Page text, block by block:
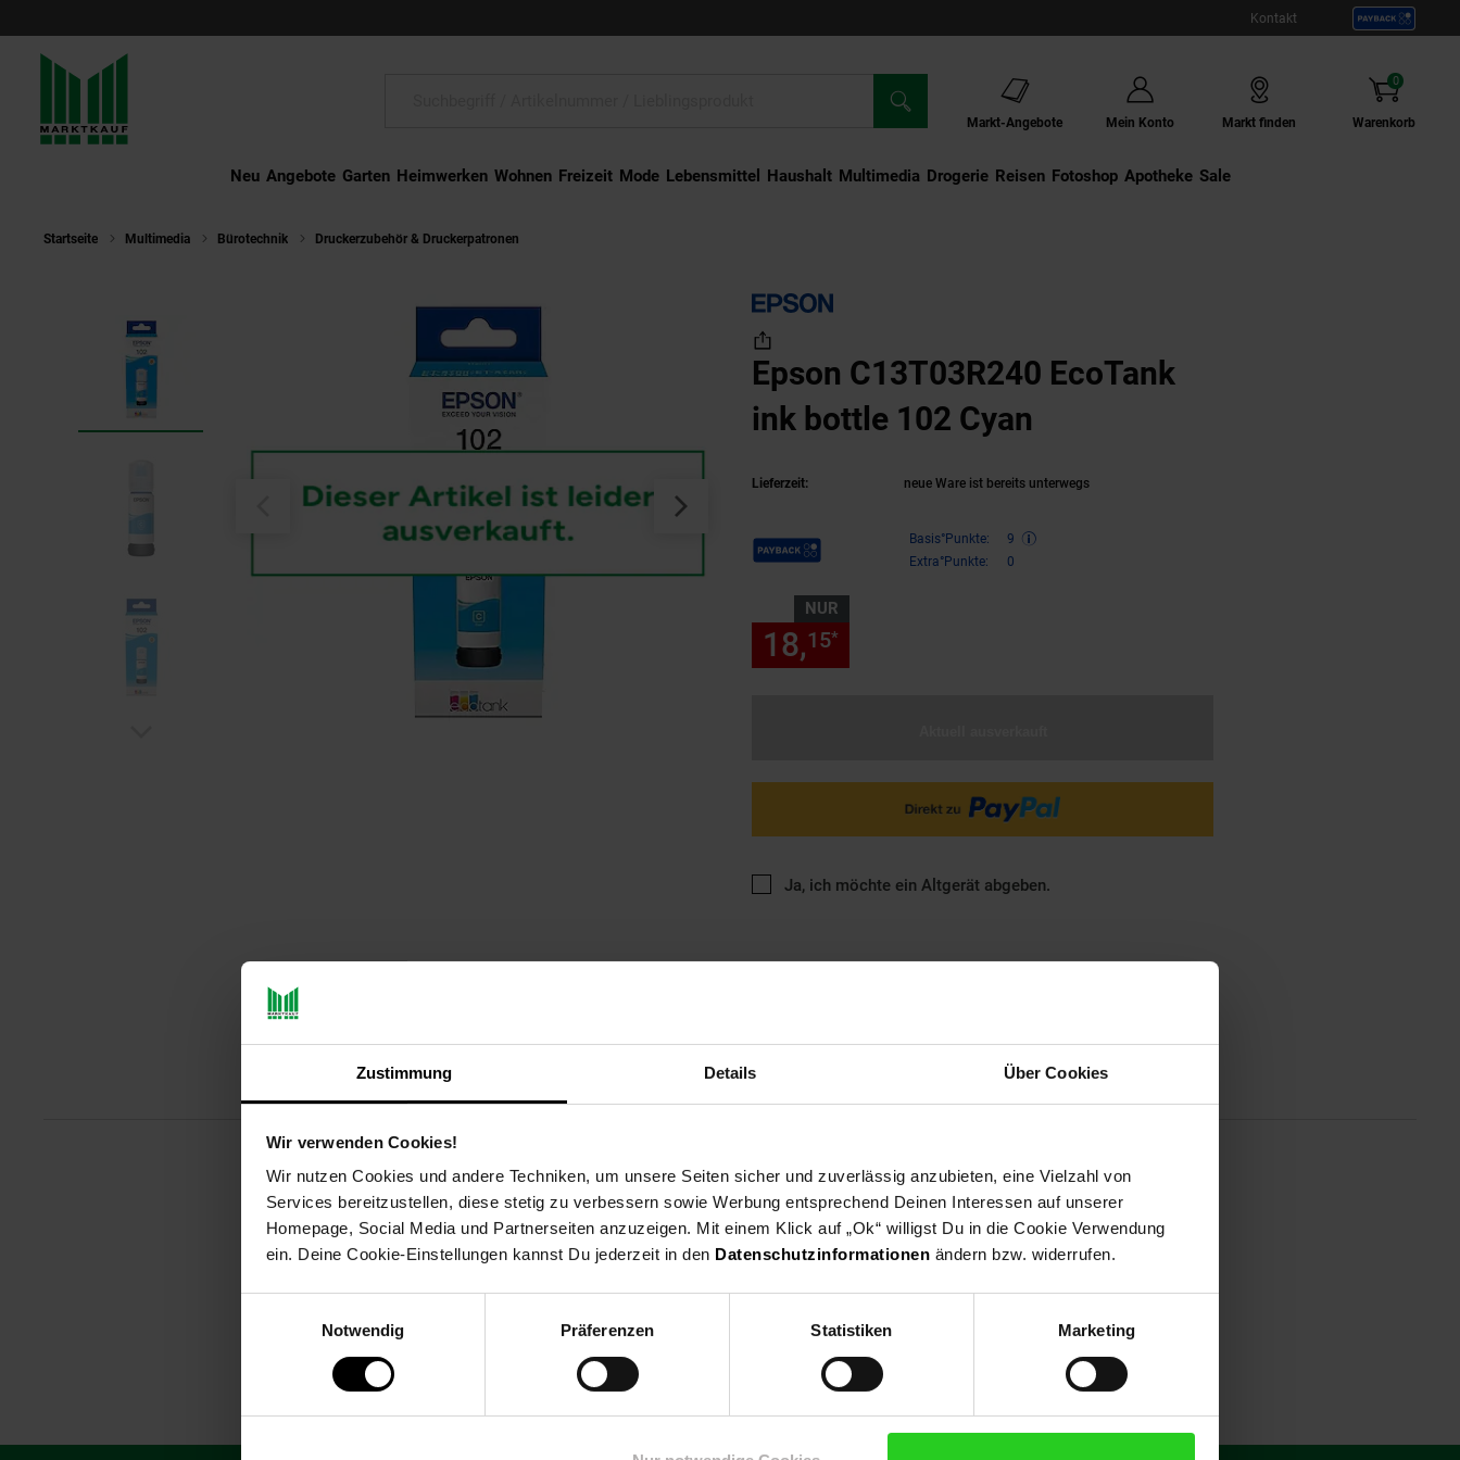
Zustimmung Details Über Cookies
Wir verwenden Cookies!
Wir nutzen Cookies und andere Techniken, um unsere Seiten sicher und zuverlässig anzubieten, eine Vielzahl von
Services bereitzustellen, diese stetig zu verbessern sowie Werbung entsprechend Deinen Interessen auf unserer
Homepage, Social Media und Partnerseiten anzuzeigen. Mit einem Klick auf „Ok“ willigst Du in die Cookie Verwendung
ein. Deine Cookie-Einstellungen kannst Du jederzeit in den Datenschutzinformationen ändern bzw. widerrufen.
Notwendig
Präferenzen Statistiken Marketing
Kontakt
Markt-Angebote Mein Konto Markt finden Warenkorb
0
Artikel
Neu Angebote Garten Heimwerken Wohnen Freizeit Mode Lebensmittel Haushalt Multimedia Drogerie Externer Link:
Reisen Externer Link:
Fotoshop Externer Link:
Apotheke Sale
Startseite Multimedia Bürotechnik Druckerzubehör & Druckerpatronen
Epson C13T03R240 EcoTank
ink bottle 102 Cyan
Lieferzeit: neue Ware ist bereits unterwegs
Payback Punkte Basis°Punkte:
9
Extra°Punkte:
0
NUR
18,15*
Ja, ich möchte ein Altgerät abgeben.
Produktbeschreibung
Entdecken Sie unsere kostengünstige und praktische 102-Tintenserie. Die Tintenflaschen in vier Farben kombinieren Farbstoff- und
Pigmenttinte und eignen sich ganz besonders zur Herstellung von hochwertigen Dokumenten. Mit einem einzigen Tintensatz können
Sie Tausende von Seiten drucken, ohne eine Tintenpatrone wechseln zu müssen.
EAN: 8715946643359